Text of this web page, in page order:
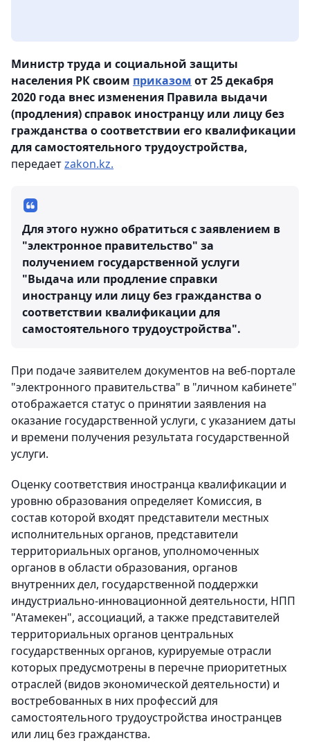
Министр труда и социальной защиты
населения РК своим приказом от 25 декабря
2020 года внес изменения Правила выдачи
(продления) справок иностранцу или лицу без
гражданства о соответствии его квалификации
для самостоятельного трудоустройства,
передаетzakon.kz.
Для этого нужно обратиться с заявлением в
"электронное правительство" за
получением государственной услуги
"Выдача или продление справки
иностранцу или лицу без гражданства о
соответствии квалификации для
самостоятельного трудоустройства".
При подаче заявителем документов на веб-портале
"электронного правительства" в "личном кабинете"
отображается статус о принятии заявления на
оказание государственной услуги, с указанием даты
и времени получения результата государственной
услуги.
Оценку соответствия иностранца квалификации и
уровню образования определяет Комиссия, в
состав которой входят представители местных
исполнительных органов, представители
территориальных органов, уполномоченных
органов в области образования, органов
внутренних дел, государственной поддержки
индустриально-инновационной деятельности, НПП
"Атамекен", ассоциаций, а также представителей
территориальных органов центральных
государственных органов, курируемые отрасли
которых предусмотрены в перечне приоритетных
отраслей (видов экономической деятельности) и
востребованных в них профессий для
самостоятельного трудоустройства иностранцев
или лиц без гражданства.